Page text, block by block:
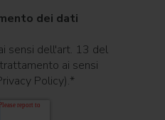
dei dati
sensi dell'art. 13 del
ai sensi
Policy).*